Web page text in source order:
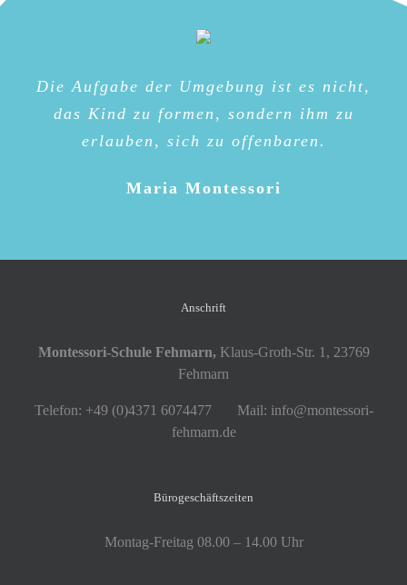
Die Aufgabe der Umgebung ist es nicht,
das Kind zu formen, sondern ihm zu
erlauben, sich zu offenbaren.
Maria Montessori
Anschrift
Montessori-Schule Fehmarn, Klaus-Groth-Str. 1, 23769
Fehmarn
Telefon: +49 (0)4371 6074477 Mail: info@montessori-
fehmarn.de
Bürogeschäftszeiten
Montag-Freitag 08.00 – 14.00 Uhr